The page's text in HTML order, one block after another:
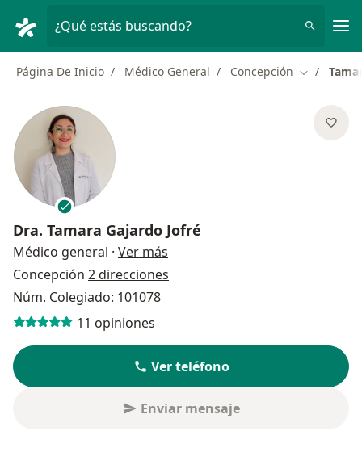
¿Qué estás buscando?
Página De Inicio Médico General Concepción Cambiar
Dra. Tamara Gajardo Jofré
Médico general · Ver más
Concepción 2 direcciones
Núm. Colegiado: 101078
11 opiniones
Ver teléfono
Enviar mensaje